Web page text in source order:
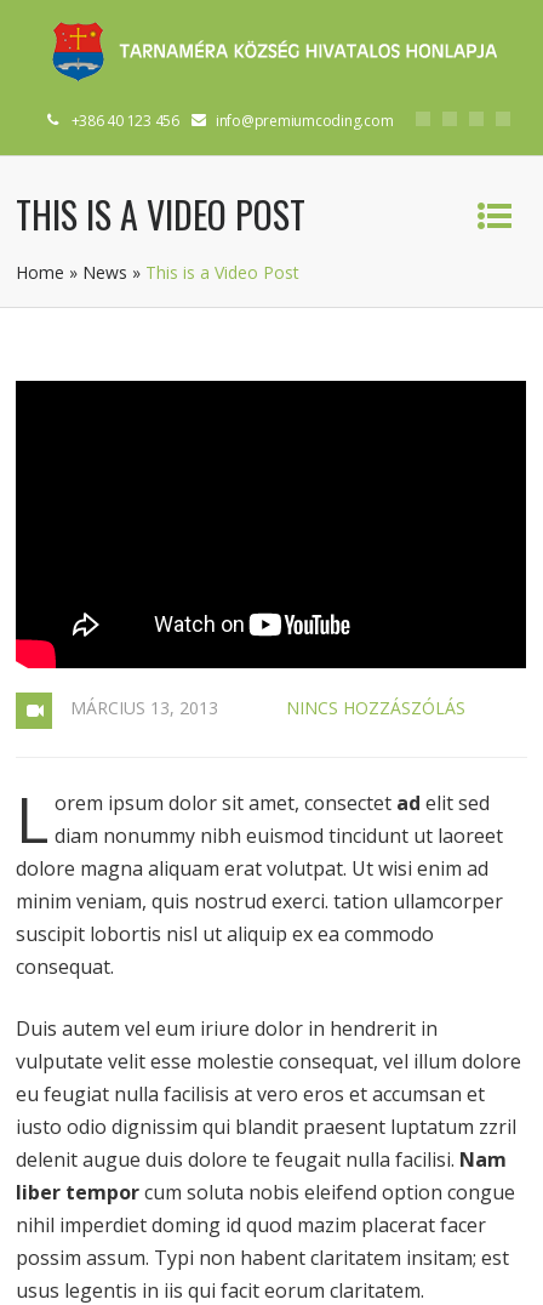
+386 40 123 456 info@premiumcoding.com
THIS IS A VIDEO POST
Home » News » This is a Video Post
MÁRCIUS 13, 2013 NINCS HOZZÁSZÓLÁS
L orem ipsum dolor sit amet, consectet ad elit sed
diam nonummy nibh euismod tincidunt ut laoreet
dolore magna aliquam erat volutpat. Ut wisi enim ad
minim veniam, quis nostrud exerci. tation ullamcorper
suscipit lobortis nisl ut aliquip ex ea commodo
consequat.
Duis autem vel eum iriure dolor in hendrerit in
vulputate velit esse molestie consequat, vel illum dolore
eu feugiat nulla facilisis at vero eros et accumsan et
iusto odio dignissim qui blandit praesent luptatum zzril
delenit augue duis dolore te feugait nulla facilisi. Nam
liber temporcum soluta nobis eleifend option congue
nihil imperdiet doming id quod mazim placerat facer
possim assum. Typi non habent claritatem insitam; est
usus legentis in iis qui facit eorum claritatem.